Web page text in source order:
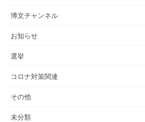
博文チャンネル
お知らせ
選挙
コロナ対策関連
その他
未分類